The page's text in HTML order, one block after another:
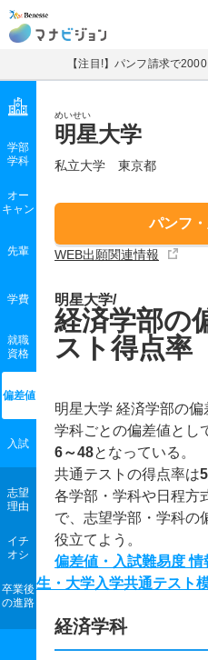
マナビジョン
【注目!】パンフ請求で
めいせい
明星大学
私立大学 東京都
パンフ
WEB出願関連情報
学部
学科
オー
キャン
先輩
学費
就職
資格
偏差値
入試
志望
理由
イチ
オシ
卒業後
の進路
明星大学/
経済学部の
スト得点率
明星大学 経済学部の偏
学科ごとの偏差値とし
6～48となっている。
共通テストの得点率は
各学部・学科や日程方
で、志望学部・学科の
役立てよう。
偏差値・入試難易度
生・大学入学共通テスト
経済学科